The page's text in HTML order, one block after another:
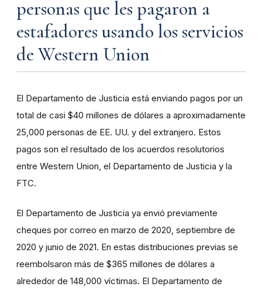
personas que les pagaron a
estafadores usando los servicios
de Western Union
El Departamento de Justicia está enviando pagos por un
total de casi $40 millones de dólares a aproximadamente
25,000 personas de EE. UU. y del extranjero. Estos
pagos son el resultado de los acuerdos resolutorios
entre Western Union, el Departamento de Justicia y la
FTC.
El Departamento de Justicia ya envió previamente
cheques por correo en marzo de 2020, septiembre de
2020 y junio de 2021. En estas distribuciones previas se
reembolsaron más de $365 millones de dólares a
alrededor de 148,000 víctimas. El Departamento de